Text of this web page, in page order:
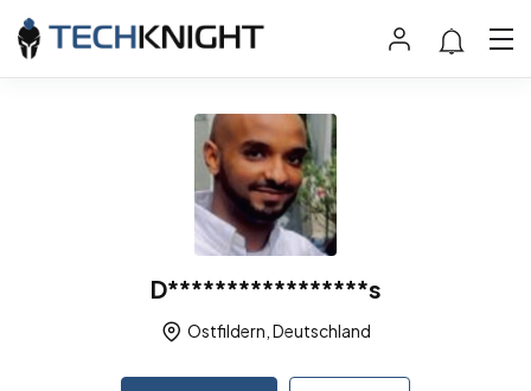
D*****************s
Ostfildern, Deutschland